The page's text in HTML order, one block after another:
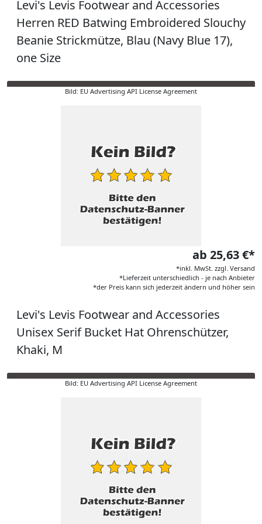
Levi's Levis Footwear and Accessories
Herren RED Batwing Embroidered Slouchy
Beanie Strickmütze, Blau (Navy Blue 17),
one Size
Bild: EU Advertising API License Agreement
ab 25,63 €*
*inkl. MwSt. zzgl. Versand
*Lieferzeit unterschiedlich - je nach Anbieter
*der Preis kann sich jederzeit ändern und höher sein
Levi's Levis Footwear and Accessories
Unisex Serif Bucket Hat Ohrenschützer,
Khaki, M
Bild: EU Advertising API License Agreement